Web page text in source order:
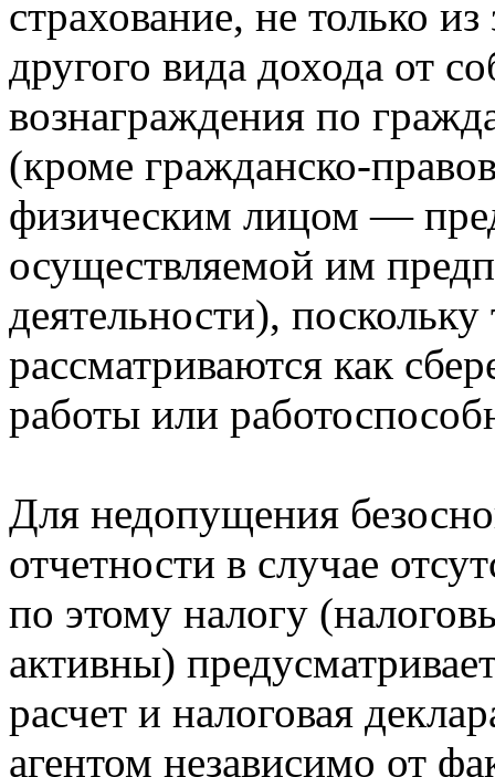
страхование, не только
другого вида дохода от
вознаграждения по
(кроме гражданско-
физическим лицом —
осуществляемой им
деятельности),
рассматриваются как
работы или
Для недопущения
отчетности в случае
по этому налогу
активны)
расчет и налоговая
агентом независимо от